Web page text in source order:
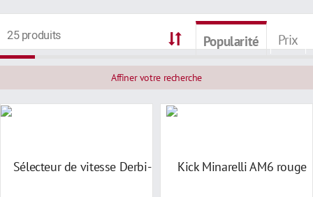
25 produits Popularité Prix
Affiner votre recherche